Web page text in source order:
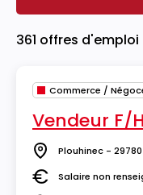
361 offres d'emploi
Commerce /
Vendeur F/H
Lieu Plouhinec - 29780
SalaireSalaire non